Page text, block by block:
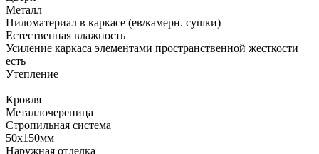
Металл
Пиломатериал в каркасе (ев/камерн. сушки)
Естественная влажность
Усиление каркаса элементами пространственной жесткости
есть
Утепление
—
Кровля
Металлочерепица
Стропильная система
50х150мм
Наружная отделка